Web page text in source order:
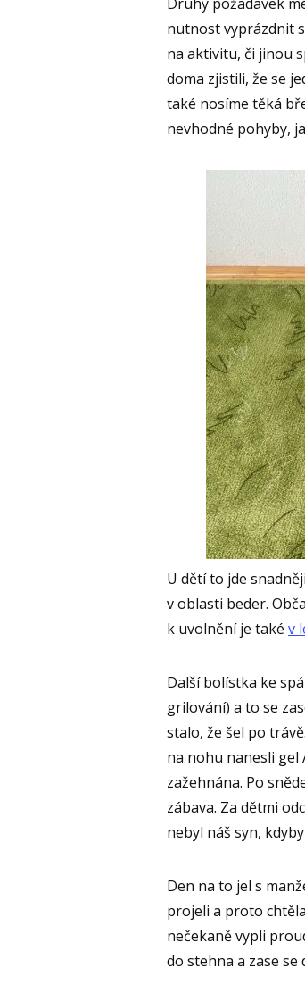
nutnost vyprázdnit
na aktivitu, či jinou
doma zjistili, že se
také nosíme těká
nevhodné pohyby,
U dětí to jde
v oblasti beder.
k uvolnění je také v
Další bolístka ke
grilování) a to se
stalo, že šel po
na nohu nanesli gel
zažehnána. Po
zábava. Za dětmi
nebyl náš syn,
Den na to jel s
projeli a proto
nečekaně vypli
do stehna a zase